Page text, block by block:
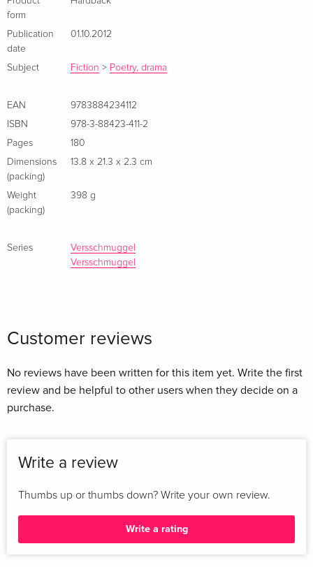
form
Publication
date
01.10.2012
Subject Fiction > Poetry, drama
EAN
9783884234112
ISBN
978-3-88423-411-2
Pages
180
Dimensions
(packing)
13.8 x 21.3 x 2.3 cm
Weight
(packing)
398 g
Series
Versschmuggel
Versschmuggel
Customer reviews
No reviews have been written for this item yet. Write the first
review and be helpful to other users when they decide on a
purchase.
Write a review
Thumbs up or thumbs down? Write your own review.
Write a rating